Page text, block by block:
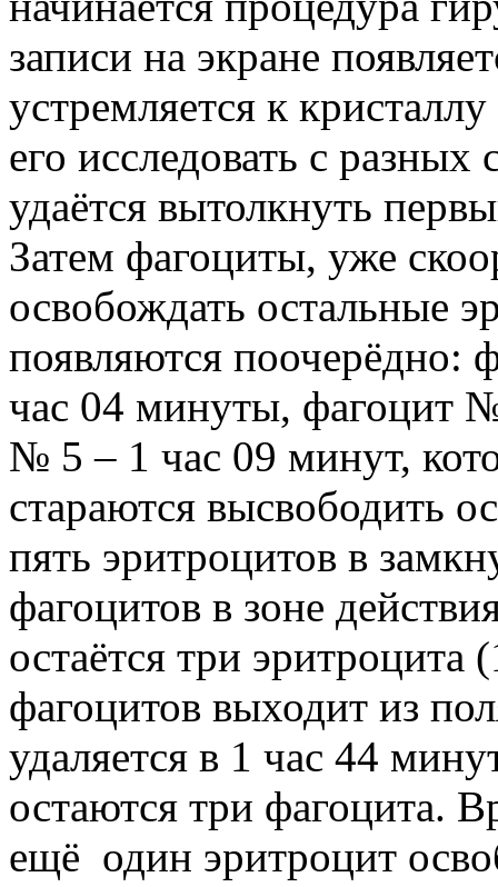
записи на экране
устремляется к
его исследовать с
удаётся вытолкнуть
Затем фагоциты, уже
освобождать остальные
появляются поочерёдно:
час 04 минуты, фагоцит
№ 5 – 1 час 09 минут,
стараются высвободить
пять эритроцитов в
фагоцитов в зоне
остаётся три
фагоцитов выходит из
удаляется в 1 час 44
остаются три фагоцита.
ещё один эритроцит